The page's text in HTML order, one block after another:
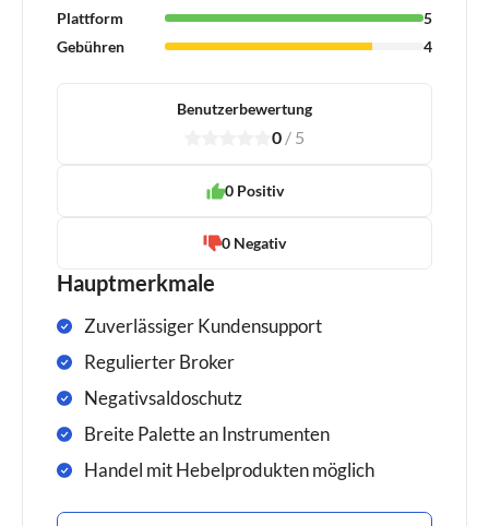
Plattform
5
Gebühren
4
Benutzerbewertung
0 / 5
0 Positiv
0 Negativ
Hauptmerkmale
Zuverlässiger Kundensupport
Regulierter Broker
Negativsaldoschutz
Breite Palette an Instrumenten
Handel mit Hebelprodukten möglich